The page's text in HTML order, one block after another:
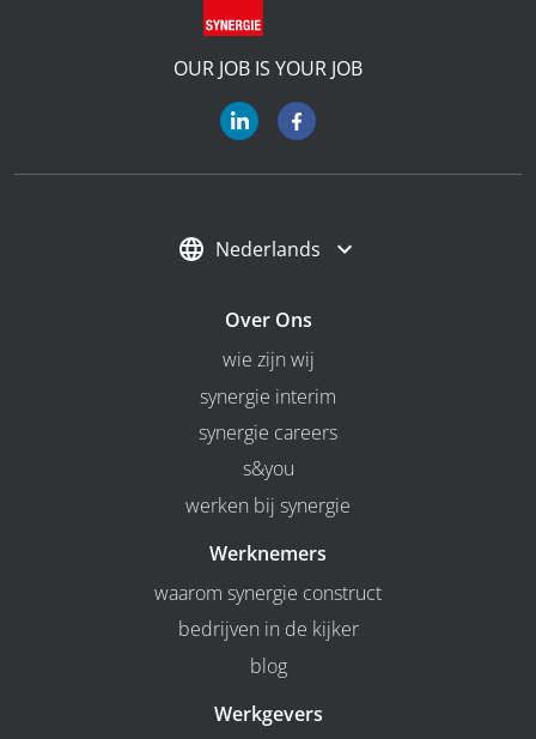
OUR JOB IS YOUR JOB
Nederlands
Over Ons
wie zijn wij
synergie interim
synergie careers
s&you
werken bij synergie
Werknemers
waarom synergie construct
bedrijven in de kijker
blog
Werkgevers